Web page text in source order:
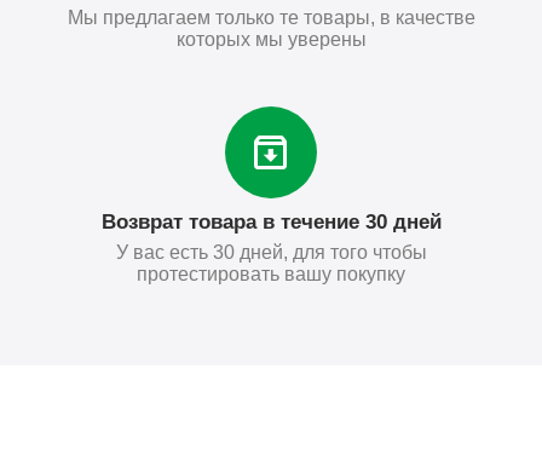
Мы предлагаем только те товары, в качестве
которых мы уверены
Возврат товара в течение 30 дней
У вас есть 30 дней, для того чтобы
протестировать вашу покупку